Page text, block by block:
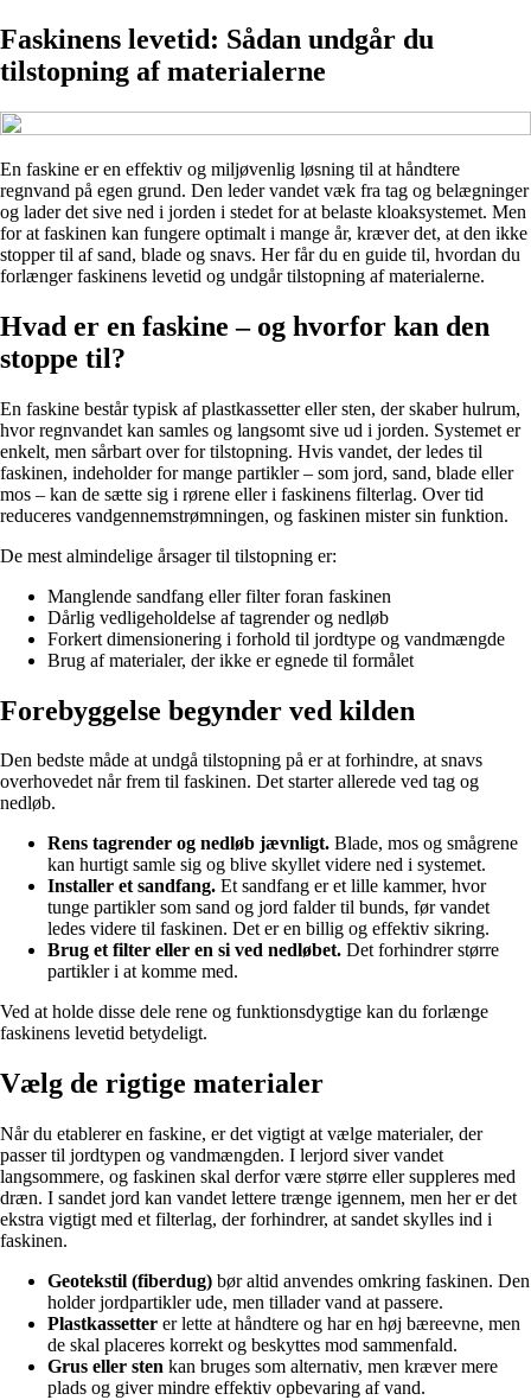
Faskinens levetid: Sådan undgår du
tilstopning af materialerne
En faskine er en effektiv og miljøvenlig løsning til at håndtere
regnvand på egen grund. Den leder vandet væk fra tag og belægninger
og lader det sive ned i jorden i stedet for at belaste kloaksystemet. Men
for at faskinen kan fungere optimalt i mange år, kræver det, at den ikke
stopper til af sand, blade og snavs. Her får du en guide til, hvordan du
forlænger faskinens levetid og undgår tilstopning af materialerne.
Hvad er en faskine – og hvorfor kan den
stoppe til?
En faskine består typisk af plastkassetter eller sten, der skaber hulrum,
hvor regnvandet kan samles og langsomt sive ud i jorden. Systemet er
enkelt, men sårbart over for tilstopning. Hvis vandet, der ledes til
faskinen, indeholder for mange partikler – som jord, sand, blade eller
mos – kan de sætte sig i rørene eller i faskinens filterlag. Over tid
reduceres vandgennemstrømningen, og faskinen mister sin funktion.
De mest almindelige årsager til tilstopning er:
Manglende sandfang eller filter foran faskinen
Dårlig vedligeholdelse af tagrender og nedløb
Forkert dimensionering i forhold til jordtype og vandmængde
Brug af materialer, der ikke er egnede til formålet
Forebyggelse begynder ved kilden
Den bedste måde at undgå tilstopning på er at forhindre, at snavs
overhovedet når frem til faskinen. Det starter allerede ved tag og
nedløb.
Rens tagrender og nedløb jævnligt. Blade, mos og smågrene
kan hurtigt samle sig og blive skyllet videre ned i systemet.
Installer et sandfang. Et sandfang er et lille kammer, hvor
tunge partikler som sand og jord falder til bunds, før vandet
ledes videre til faskinen. Det er en billig og effektiv sikring.
Brug et filter eller en si ved nedløbet. Det forhindrer større
partikler i at komme med.
Ved at holde disse dele rene og funktionsdygtige kan du forlænge
faskinens levetid betydeligt.
Vælg de rigtige materialer
Når du etablerer en faskine, er det vigtigt at vælge materialer, der
passer til jordtypen og vandmængden. I lerjord siver vandet
langsommere, og faskinen skal derfor være større eller suppleres med
dræn. I sandet jord kan vandet lettere trænge igennem, men her er det
ekstra vigtigt med et filterlag, der forhindrer, at sandet skylles ind i
faskinen.
Geotekstil (fiberdug) bør altid anvendes omkring faskinen. Den
holder jordpartikler ude, men tillader vand at passere.
Plastkassetter er lette at håndtere og har en høj bæreevne, men
de skal placeres korrekt og beskyttes mod sammenfald.
Grus eller sten kan bruges som alternativ, men kræver mere
plads og giver mindre effektiv opbevaring af vand.